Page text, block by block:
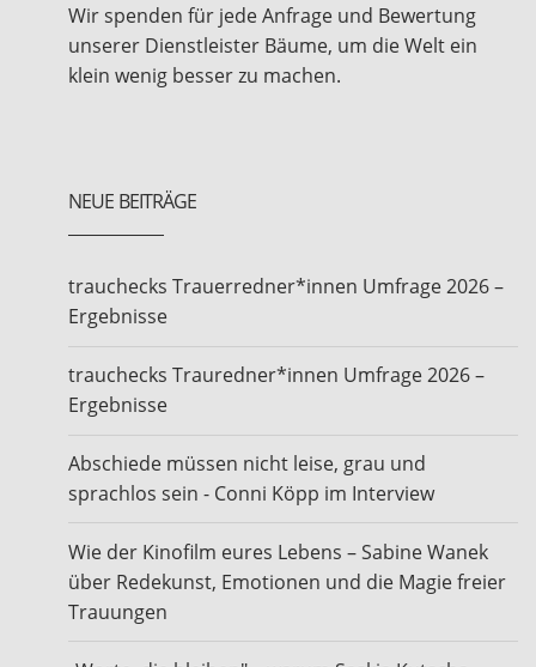
Wir spenden für jede Anfrage und Bewertung
unserer Dienstleister Bäume, um die Welt ein
klein wenig besser zu machen.
NEUE BEITRÄGE
trauchecks Trauerredner*innen Umfrage 2026 –
Ergebnisse
trauchecks Trauredner*innen Umfrage 2026 –
Ergebnisse
Abschiede müssen nicht leise, grau und
sprachlos sein - Conni Köpp im Interview
Wie der Kinofilm eures Lebens – Sabine Wanek
über Redekunst, Emotionen und die Magie freier
Trauungen